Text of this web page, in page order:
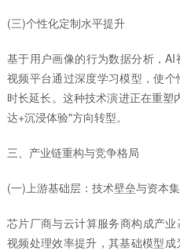
(三)个性化定制水平提升
基于用户画像的行为数据分析，
视频平台通过深度学习模型，使
时长延长。这种技术演进正在重
达+沉浸体验"方向转型。
三、产业链重构与竞争格局
(一)上游基础层：技术壁垒与资本
芯片厂商与云计算服务商构成产
视频处理效率提升，其基础模型